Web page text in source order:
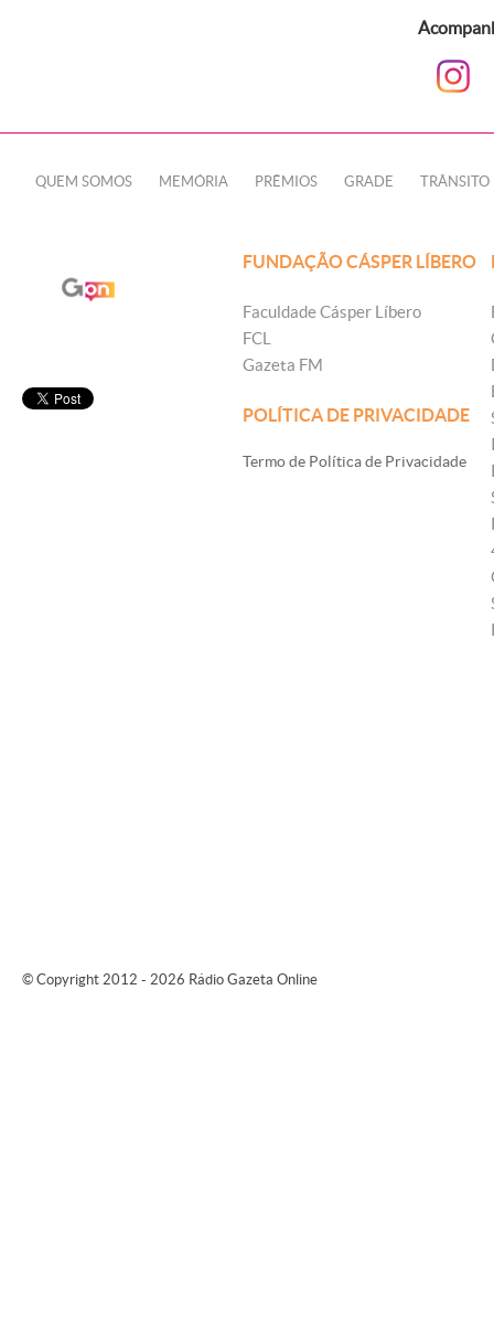
QUEM SOMOS MEMÓRIA PRÊMIOS GRADE TRÂNSITO
FUNDAÇÃO CÁSPER LÍBERO
Faculdade Cásper Líbero
FCL
Gazeta FM
POLÍTICA DE PRIVACIDADE
Termo de Política de Privacidade
© Copyright 2012 - 2026 Rádio Gazeta Online